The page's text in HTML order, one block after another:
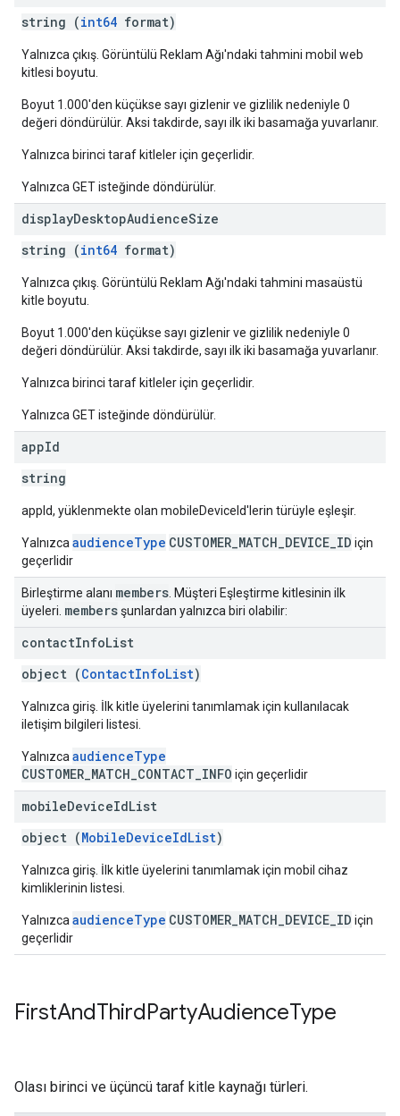
string (int64 format)
Yalnızca çıkış. Görüntülü Reklam Ağı'ndaki tahmini mobil web
kitlesi boyutu.
Boyut 1.000'den küçükse sayı gizlenir ve gizlilik nedeniyle 0
değeri döndürülür. Aksi takdirde, sayı ilk iki basamağa yuvarlanır.
Yalnızca birinci taraf kitleler için geçerlidir.
Yalnızca GET isteğinde döndürülür.
displayDesktopAudienceSize
string (int64 format)
Yalnızca çıkış. Görüntülü Reklam Ağı'ndaki tahmini masaüstü
kitle boyutu.
Boyut 1.000'den küçükse sayı gizlenir ve gizlilik nedeniyle 0
değeri döndürülür. Aksi takdirde, sayı ilk iki basamağa yuvarlanır.
Yalnızca birinci taraf kitleler için geçerlidir.
Yalnızca GET isteğinde döndürülür.
appId
string
appId, yüklenmekte olan mobileDeviceId'lerin türüyle eşleşir.
Yalnızca audienceType CUSTOMER_MATCH_DEVICE_ID için
geçerlidir
Birleştirme alanı members . Müşteri Eşleştirme kitlesinin ilk
üyeleri. membersşunlardan yalnızca biri olabilir:
contactInfoList
object (ContactInfoList)
Yalnızca giriş. İlk kitle üyelerini tanımlamak için kullanılacak
iletişim bilgileri listesi.
Yalnızca audienceType
CUSTOMER_MATCH_CONTACT_INFO için geçerlidir
mobileDeviceIdList
object (MobileDeviceIdList)
Yalnızca giriş. İlk kitle üyelerini tanımlamak için mobil cihaz
kimliklerinin listesi.
Yalnızca audienceType CUSTOMER_MATCH_DEVICE_ID için
geçerlidir
FirstAndThirdPartyAudienceType
Olası birinci ve üçüncü taraf kitle kaynağı türleri.